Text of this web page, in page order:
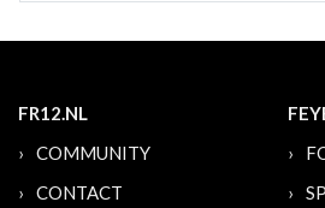
FR12.NL
COMMUNITY
CONTACT